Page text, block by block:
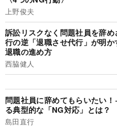
上野俊夫
訴訟リスクなく問題社員を辞
行の逆「退職させ代行」が明
退職の進め方
西脇健人
問題社員に辞めてもらいたい
る典型的な「NG対応」とは？
島田直行